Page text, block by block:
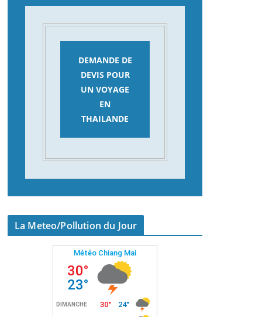
DEMANDE DE
DEVIS POUR
UN VOYAGE
EN
THAILANDE
La Meteo/Pollution du Jour